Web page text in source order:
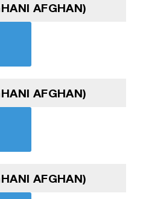
AFGHAN)
AFGHAN)
AFGHAN)